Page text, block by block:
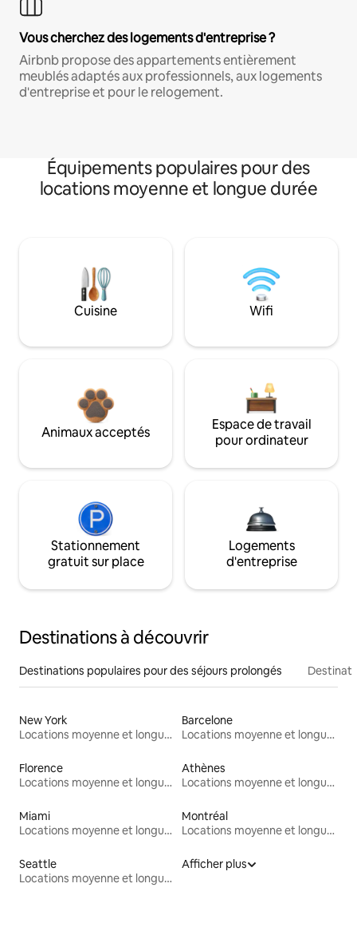
Vous cherchez des logements d'entreprise ?
Airbnb propose des appartements entièrement
meublés adaptés aux professionnels, aux logements
d'entreprise et pour le relogement.
Équipements populaires pour des
locations moyenne et longue durée
Cuisine Wifi
Animaux acceptés
Espace de travail
pour ordinateur
Stationnement
gratuit sur place
Logements
d'entreprise
Destinations à découvrir
Destinations populaires pour des séjours prolongés
New York
Locations moyenne et longue durée
Barcelone
Locations moyenne et longue durée
Florence
Locations moyenne et longue durée
Athènes
Locations moyenne et longue durée
Miami
Locations moyenne et longue durée
Montréal
Locations moyenne et longue durée
Seattle
Locations moyenne et longue durée
Afficher plus